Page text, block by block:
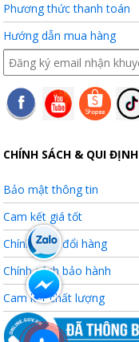
Phương thức thanh toán
Hướng dẫn mua hàng
CHÍNH SÁCH & QUI ĐỊNH
Bảo mật thông tin
Cam kết giá tốt
Chính sách đổi hàng
Chính sách bảo hành
Cam kết chất lượng